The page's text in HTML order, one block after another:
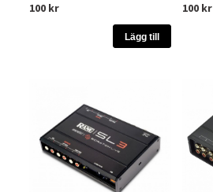
100 kr
Lägg till
100 kr